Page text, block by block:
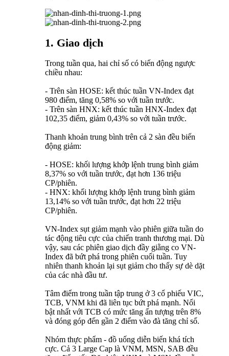
1. Giao dịch
Trong tuần qua, hai chỉ số có biến động ngược
chiều nhau:
- Trên sàn HOSE: kết thúc tuần VN-Index đạt
980 điểm, tăng 0,58% so với tuần trước.
- Trên sàn HNX: kết thúc tuần HNX-Index đạt
102,35 điểm, giảm 0,43% so với tuần trước.
Thanh khoản trung bình trên cả 2 sàn đều biến
động giảm:
- HOSE: khối lượng khớp lệnh trung bình giảm
8,37% so với tuần trước, đạt hơn 136 triệu
CP/phiên.
- HNX: khối lượng khớp lệnh trung bình giảm
13,14% so với tuần trước, đạt hơn 22 triệu
CP/phiên.
VN-Index sụt giảm mạnh vào phiên giữa tuần do
tác động tiêu cực của chiến tranh thương mại. Dù
vậy, sau các phiên giao dịch đầy giằng co VN-
Index đã bứt phá trong phiên cuối tuần. Tuy
nhiên thanh khoản lại sụt giảm cho thấy sự dè dặt
của các nhà đầu tư.
Tâm điểm trong tuần tập trung ở 3 cổ phiếu VIC,
TCB, VNM khi đã liên tục bứt phá mạnh. Nổi
bật nhất với TCB có mức tăng ấn tượng trên 8%
và đóng góp đến gần 2 điểm vào đà tăng chỉ số.
Nhóm thực phẩm - đồ uống diễn biến khá tích
cực. Cả 3 Large Cap là VNM, MSN, SAB đều